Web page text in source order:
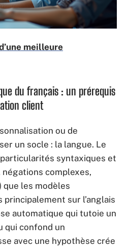
meilleure
du français : un prérequis
client
ou de
un socle : la langue. Le
syntaxiques et
complexes,
les modèles
sur l’anglais
automatique qui tutoie un
qui confond un
avec une hypothèse crée